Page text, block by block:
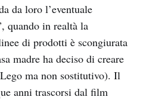
da loro l’eventuale
quando in realtà la
di prodotti è scongiurata
madre ha deciso di creare
ma non sostitutivo). Il
anni trascorsi dal film